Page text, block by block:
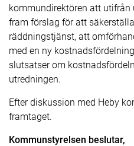
kommundirektören att utifrån
fram förslag för att
räddningstjänst, att
med en ny
slutsatser om
utredningen.
Efter diskussion med Heby
framtaget.
Kommunstyrelsen beslutar,